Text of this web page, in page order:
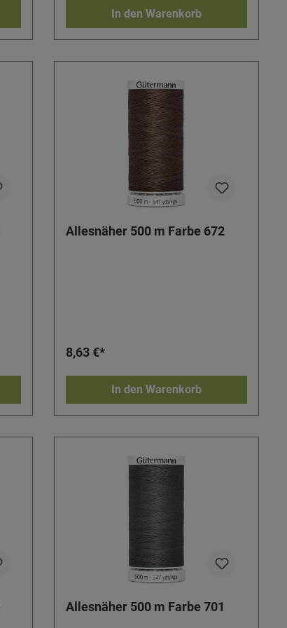
In den Warenkorb
Allesnäher 500 m Farbe 672
8,63 €*
In den Warenkorb
Allesnäher 500 m Farbe 701